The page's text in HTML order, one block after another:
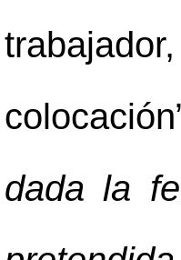
dada la